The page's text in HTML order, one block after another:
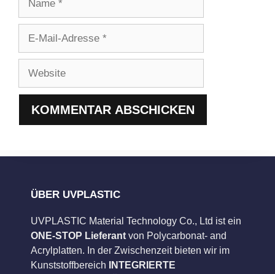
Adresse
ÜBER UVPLASTIC
UVPLASTIC Material Technology Co., Ltd ist ein
ONE-STOP Lieferant von Polycarbonat- and
Acrylplatten. In der Zwischenzeit bieten wir im
Kunststoffbereich
INTEGRIERTE